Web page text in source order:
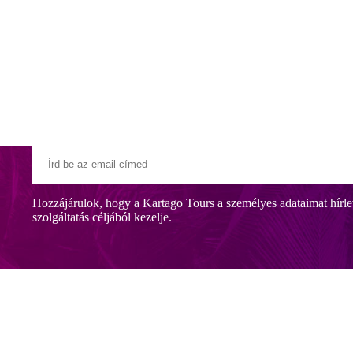
Side történelmi központjának közelében. Homokos strand kb. 150
Hozzájárulok, hogy a Kartago Tours a személyes adataimat
szolgáltatás céljából kezelje.